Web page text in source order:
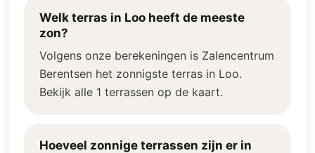
Welk terras in Loo heeft de meeste
zon?
Volgens onze berekeningen is Zalencentrum
Berentsen het zonnigste terras in Loo.
Bekijk alle 1 terrassen op de kaart.
Hoeveel zonnige terrassen zijn er in